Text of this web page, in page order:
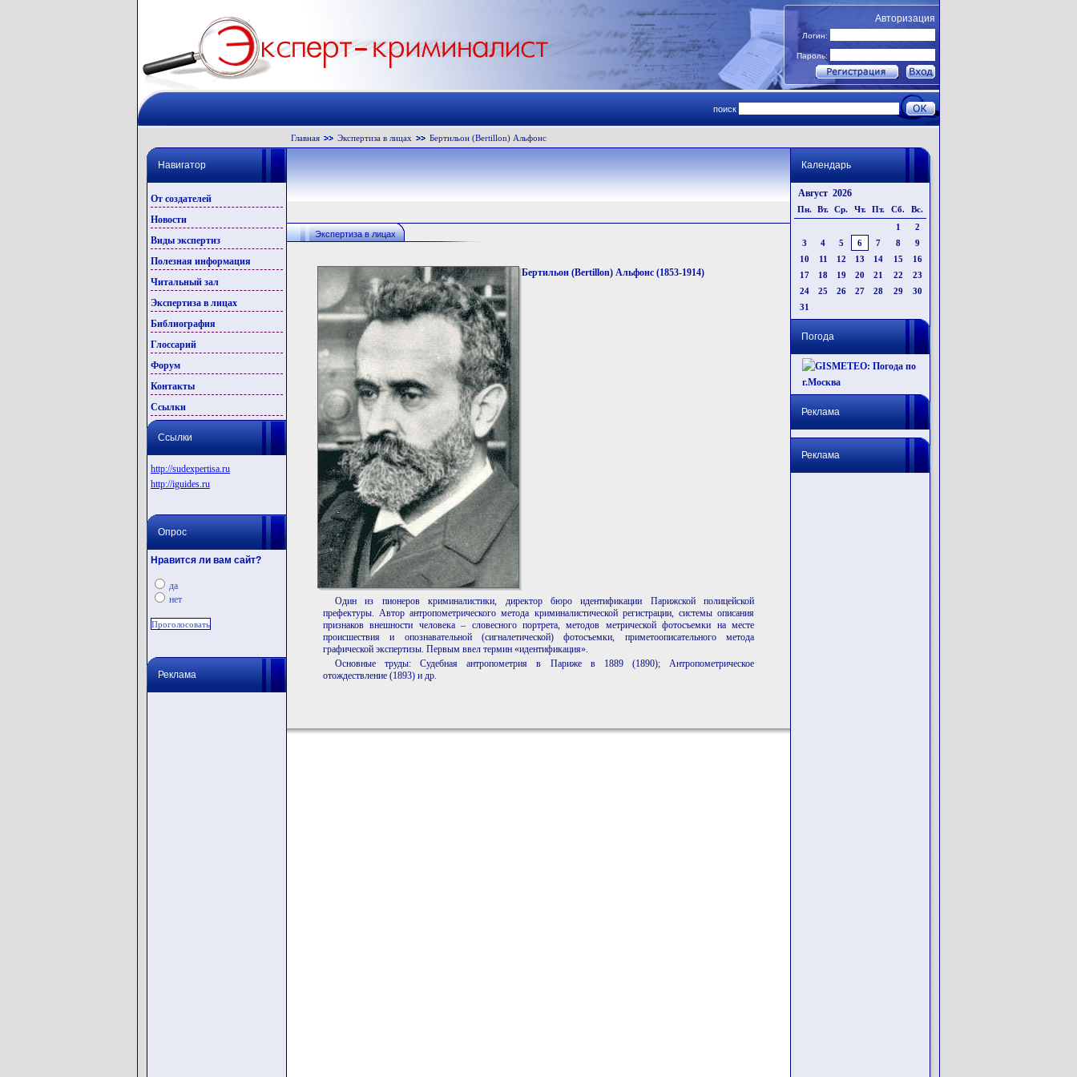
Авторизация
Логин:
Пароль:
поиск
Главная Экспертиза в лицах Бертильон (Bertillon) Альфонс
Навигатор
От создателей
Новости
Виды экспертиз
Полезная информация
Читальный зал
Экспертиза в лицах
Библиография
Глоссарий
Форум
Контакты
Ссылки
Ссылки
http://sudexpertisa.ru
http://iguides.ru
Опрос
Нравится ли вам сайт?
да
нет
Реклама
Экспертиза в лицах
Бертильон (Bertillon) Альфонс (1853-1914)
Один из пионеров криминалистики, директор бюро идентификации Парижской полицейской
префектуры. Автор антропометрического метода криминалистической регистрации, системы описания
признаков внешности человека – словесного портрета, методов метрической фотосъемки на месте
происшествия и опознавательной (сигналетической) фотосъемки, приметоописательного метода
графической экспертизы. Первым ввел термин «идентификация».
Основные труды: Судебная антропометрия в Париже в 1889 (1890); Антропометрическое
отождествление (1893) и др.
Календарь
Август 2026
Пн. Вт. Ср. Чт. Пт. Сб.
Вс.
1
2
3
4 5 6 7 8
9
10
11 12 13 14 15
16
17
18 19 20 21 22
23
24
25 26 27 28 29
30
31
Погода
Реклама
Реклама